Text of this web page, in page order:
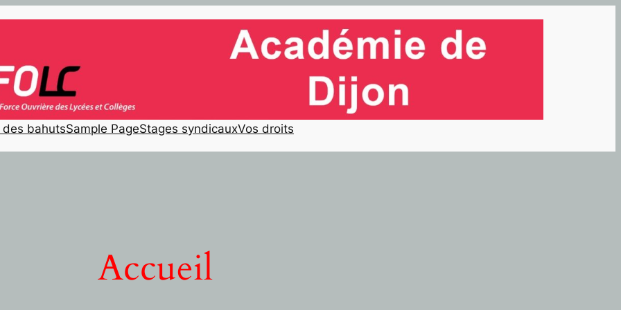
des bahutsSample PageStages syndicauxVos droits
Accueil